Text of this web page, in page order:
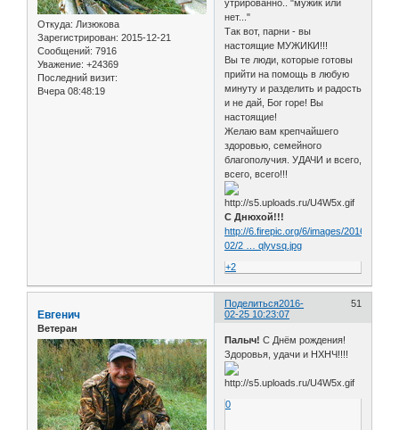
Откуда: Лизюкова
Зарегистрирован: 2015-12-21
Сообщений: 7916
Уважение: +24369
Последний визит:
Вчера 08:48:19
утрированно.. "мужик или
нет..."
Так вот, парни - вы
настоящие МУЖИКИ!!!
Вы те люди, которые готовы
прийти на помощь в любую
минуту и разделить и радость
и не дай, Бог горе! Вы
настоящие!
Желаю вам крепчайшего
здоровью, семейного
благополучия. УДАЧИ и всего,
всего, всего!!!
С Днюхой!!!
http://6.firepic.org/6/images/2016-
02/2 … qlyvsq.jpg
+2
Поделиться 51
2016-
02-25 10:23:07
Евгенич
Ветеран
Палыч! С Днём рождения!
Здоровья, удачи и НХНЧ!!!!
0